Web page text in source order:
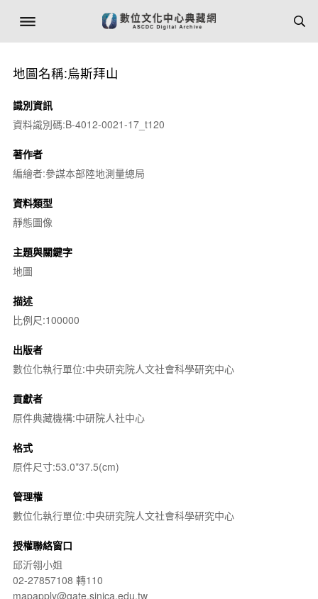
地圖名稱:烏斯拜山
識別資訊
資料識別碼:B-4012-0021-17_t120
著作者
編繪者:參謀本部陸地測量總局
資料類型
靜態圖像
主題與關鍵字
地圖
描述
比例尺:100000
出版者
數位化執行單位:中央研究院人文社會科學研究中心
貢獻者
原件典藏機構:中研院人社中心
格式
原件尺寸:53.0*37.5(cm)
管理權
數位化執行單位:中央研究院人文社會科學研究中心
授權聯絡窗口
邱沂翎小姐
02-27857108 轉110
mapapply@gate.sinica.edu.tw